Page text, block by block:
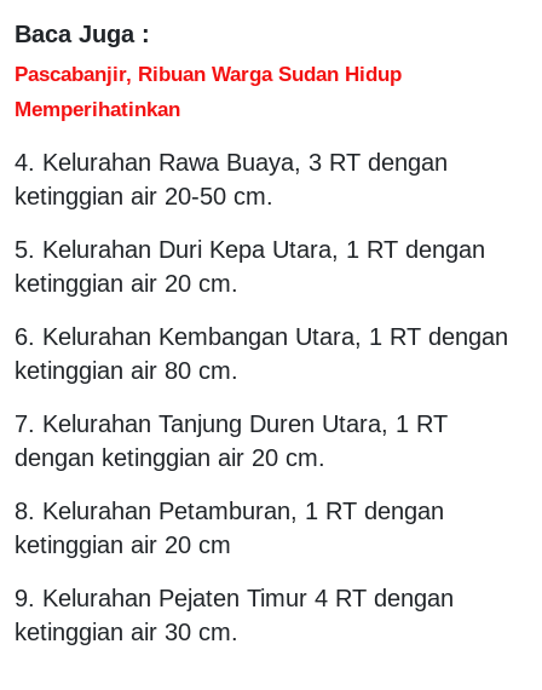
Baca Juga :
Pascabanjir, Ribuan Warga Sudan Hidup
Memperihatinkan
4. Kelurahan Rawa Buaya, 3 RT dengan
ketinggian air 20-50 cm.
5. Kelurahan Duri Kepa Utara, 1 RT dengan
ketinggian air 20 cm.
6. Kelurahan Kembangan Utara, 1 RT dengan
ketinggian air 80 cm.
7. Kelurahan Tanjung Duren Utara, 1 RT
dengan ketinggian air 20 cm.
8. Kelurahan Petamburan, 1 RT dengan
ketinggian air 20 cm
9. Kelurahan Pejaten Timur 4 RT dengan
ketinggian air 30 cm.